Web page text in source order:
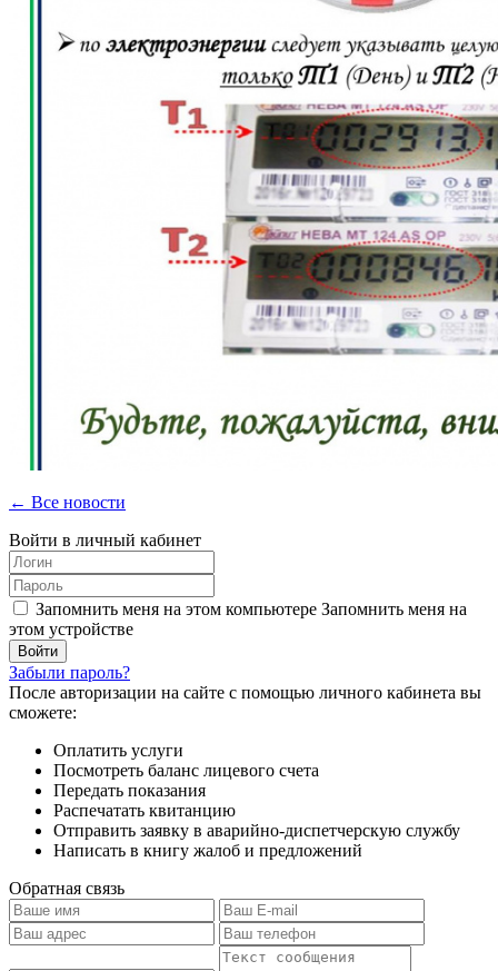
← Все новости
Войти в личный кабинет
Запомнить меня на этом компьютере Запомнить меня на
этом устройстве
Забыли пароль?
После авторизации на сайте с помощью личного кабинета вы
сможете:
Оплатить услуги
Посмотреть баланс лицевого счета
Передать показания
Распечатать квитанцию
Отправить заявку в аварийно-диспетчерскую службу
Написать в книгу жалоб и предложений
Обратная связь